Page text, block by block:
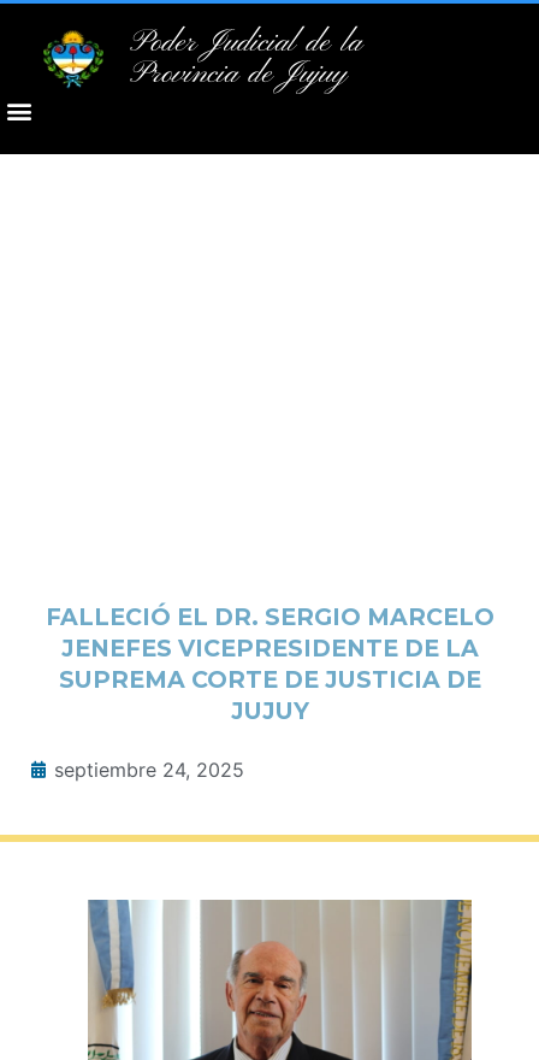
Poder Judicial de la
Provincia de Jujuy
FALLECIÓ EL DR. SERGIO MARCELO
JENEFES VICEPRESIDENTE DE LA
SUPREMA CORTE DE JUSTICIA DE
JUJUY
septiembre 24, 2025